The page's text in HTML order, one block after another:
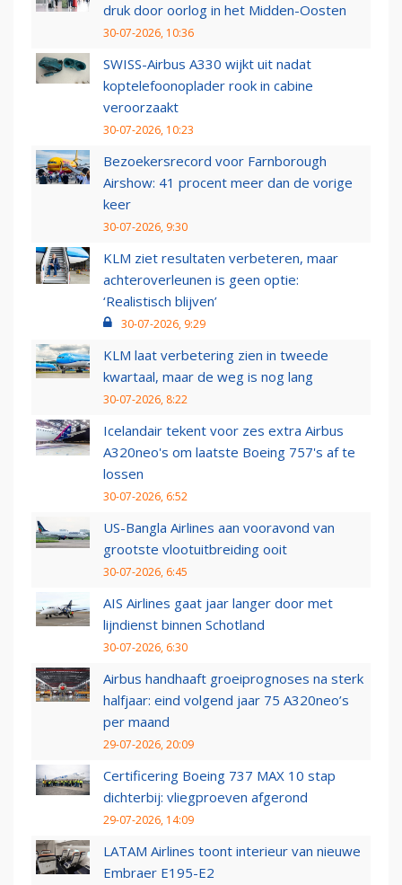
druk door oorlog in het Midden-Oosten
30-07-2026, 10:36
SWISS-Airbus A330 wijkt uit nadat
koptelefoonoplader rook in cabine
veroorzaakt
30-07-2026, 10:23
Bezoekersrecord voor Farnborough
Airshow: 41 procent meer dan de vorige
keer
30-07-2026, 9:30
KLM ziet resultaten verbeteren, maar
achteroverleunen is geen optie:
‘Realistisch blijven’
30-07-2026, 9:29
KLM laat verbetering zien in tweede
kwartaal, maar de weg is nog lang
30-07-2026, 8:22
Icelandair tekent voor zes extra Airbus
A320neo's om laatste Boeing 757's af te
lossen
30-07-2026, 6:52
US-Bangla Airlines aan vooravond van
grootste vlootuitbreiding ooit
30-07-2026, 6:45
AIS Airlines gaat jaar langer door met
lijndienst binnen Schotland
30-07-2026, 6:30
Airbus handhaaft groeiprognoses na sterk
halfjaar: eind volgend jaar 75 A320neo’s
per maand
29-07-2026, 20:09
Certificering Boeing 737 MAX 10 stap
dichterbij: vliegproeven afgerond
29-07-2026, 14:09
LATAM Airlines toont interieur van nieuwe
Embraer E195-E2